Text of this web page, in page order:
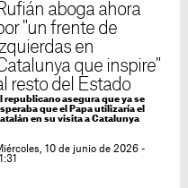
aboga ahora
"un frente de
en
que inspire"
resto del Estado
republicano asegura que ya se
que el Papa utilizaría el
en su visita a Catalunya
10 de junio de 2026 -